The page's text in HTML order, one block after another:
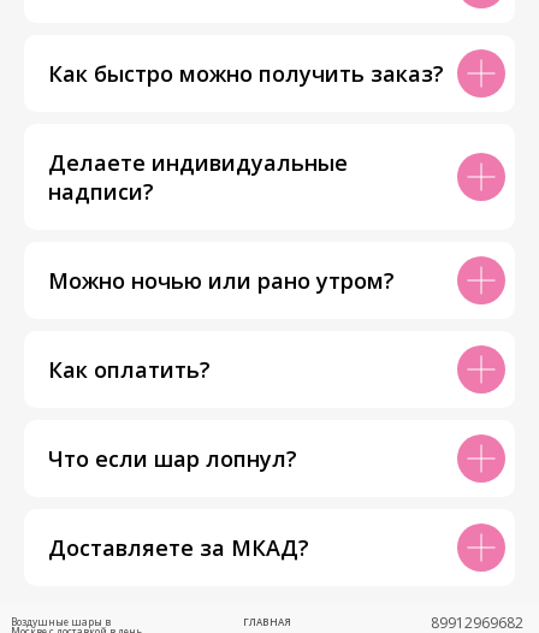
Как быстро можно получить заказ?
Делаете индивидуальные
надписи?
Можно ночью или рано утром?
Как оплатить?
Что если шар лопнул?
Доставляете за МКАД?
ГЛАВНАЯ 89912969682
Воздушные шары в